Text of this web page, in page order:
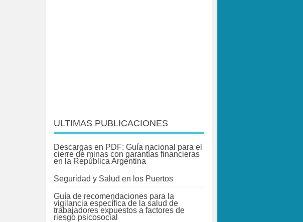
ULTIMAS PUBLICACIONES
Descargas en PDF: Guía nacional para el
cierre de minas con garantías financieras
en la República Argentina
Seguridad y Salud en los Puertos
Guía de recomendaciones para la
vigilancia específica de la salud de
trabajadores expuestos a factores de
riesgo psicosocial